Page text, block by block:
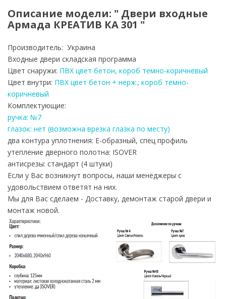
Описание модели: " Двери входные
Армада КРЕАТИВ КА 301 "
Производитель: Украина
Входные двери складская программа
Цвет снаружи: ПВХ цвет бетон, короб темно-коричневый
Цвет внутри: ПВХ цвет бетон + нерж.; короб темно-
коричневый
Комплектующие:
ручка: №7
глазок: нет (возможна врезка глазка по месту)
два контура уплотнения: Е-образный, спец профиль
утепление дверного полотна: ISOVER
антисрезы: стандарт (4 штуки)
Если у Вас возникнут вопросы, наши менеджеры с
удовольствием ответят на них.
Мы для Вас сделаем - Доставку, демонтаж старой двери и
монтаж новой.